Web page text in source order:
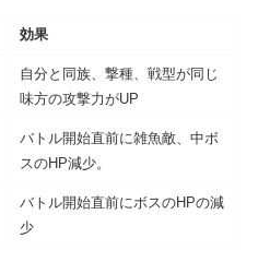
効果
自分と同族、撃種、戦型が同じ
味方の攻撃力がUP
バトル開始直前に雑魚敵、中ボ
スのHP減少。
バトル開始直前にボスのHPの減
少